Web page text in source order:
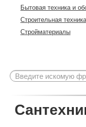
Бытовая техника и
Строительная
Стройматериалы